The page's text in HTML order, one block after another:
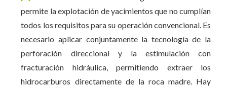
permite la explotación de yacimientos que no cumplían
todos los requisitos para su operación convencional. Es
necesario aplicar conjuntamente la tecnología de la
perforación direccional y la estimulación con
fracturación hidráulica, permitiendo extraer los
hidrocarburos directamente de la roca madre. Hay